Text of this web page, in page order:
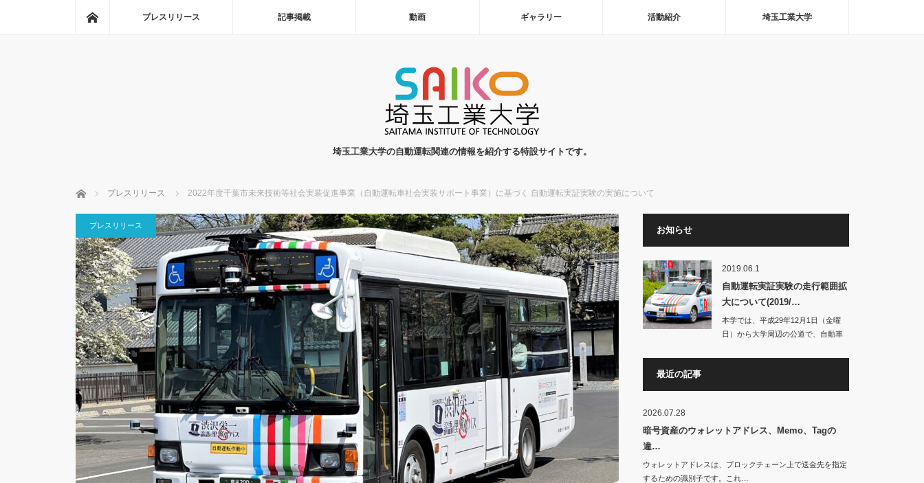
プレスリリース 記事掲載 動画 ギャラリー 活動紹介 埼玉工業大学
埼玉工業大学の自動運転関連の情報を紹介する特設サイトです。
ホーム プレスリリース 2022年度千葉市未来技術等社会実装促進事業（自動運転車社会実装サポート事業）に基づく 自動運転実証実験の実施について
プレスリリース お知らせ
2019.06.1
自動運転実証実験の走行範囲拡
大について(2019/…
本学では、平成29年12月1日（金曜
日）から大学周辺の公道で、自動車
最近の記事
2026.07.28
暗号資産のウォレットアドレス、Memo、Tagの
違…
ウォレットアドレスは、ブロックチェーン上で送金先を指定
するための識別子です。これ…